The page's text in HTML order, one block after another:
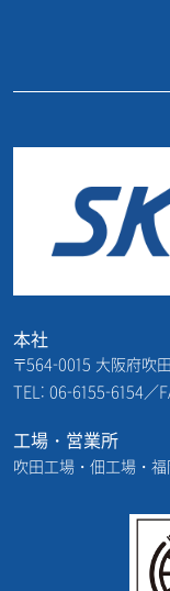
本社
〒564-0015 大阪府吹
TEL: 06-6155-6154／
工場・営業所
吹田工場・佃工場・